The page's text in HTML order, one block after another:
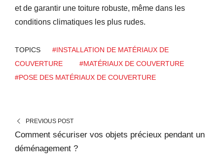
et de garantir une toiture robuste, même dans les
conditions climatiques les plus rudes.
TOPICS
#INSTALLATION DE MATÉRIAUX DE
COUVERTURE
#MATÉRIAUX DE COUVERTURE
#POSE DES MATÉRIAUX DE COUVERTURE
PREVIOUS POST
Comment sécuriser vos objets précieux pendant un
déménagement ?